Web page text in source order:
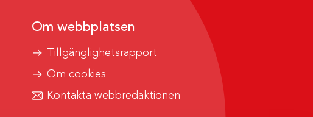
Om webbplatsen
Tillgänglighetsrapport
Om cookies
Kontakta webbredaktionen